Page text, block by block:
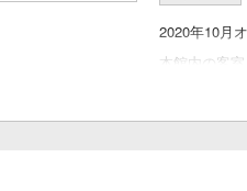
2020年10月
本館内の客
ファミリー
金沢の中心